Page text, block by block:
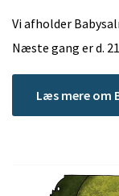
Vi afholder
Næste gang er d.
Læs mere om